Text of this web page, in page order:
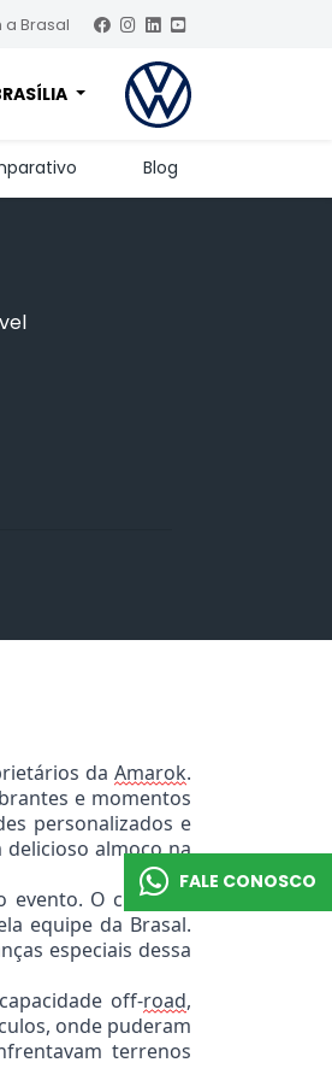
a Brasal
Blog
da Amarok.
e momentos
personalizados e
almoço na
O clima de
equipe da Brasal.
especiais dessa
off-road,
onde puderam
terrenos
FALE CONOSCO